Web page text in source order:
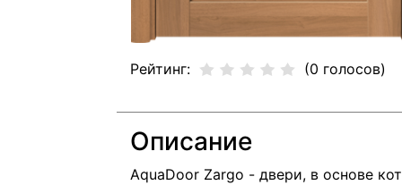
Рейтинг: (0 голосов)
Описание
AquaDoor Zargo - двери, в основе